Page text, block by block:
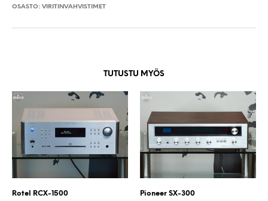
OSASTO: VIRITINVAHVISTIMET
TUTUSTU MYÖS
Rotel RCX-1500 Pioneer SX-300